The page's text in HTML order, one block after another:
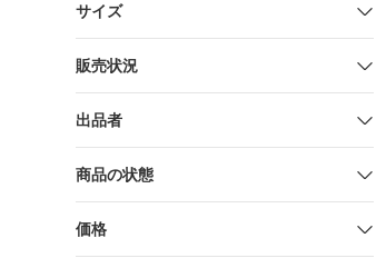
サイズ
販売状況
出品者
商品の状態
価格